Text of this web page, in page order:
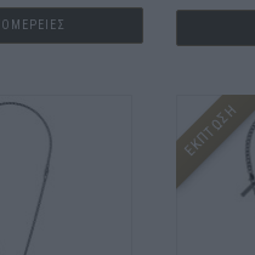
ΕΚΠΤΩΣΗ